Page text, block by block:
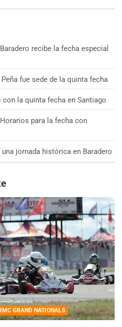
recibe la fecha especial
Peña fue sede de la quinta fecha
con la quinta fecha en Santiago
Horarios para la fecha con
una jornada histórica en Baradero
GRAND NATIONALS